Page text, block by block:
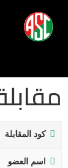
كود المقابلة
اسم العضو